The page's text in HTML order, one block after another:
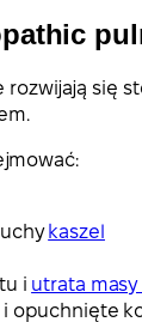
rozwijają się
kaszel
i utrata masy
i opuchnięte